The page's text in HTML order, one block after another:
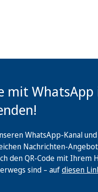
mit
WhatsApp-Kanal
Nachrichten-
den QR-Code mit Ihrem
sind – aufdiesen